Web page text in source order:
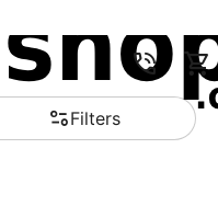
Filters
de la Comparar Account